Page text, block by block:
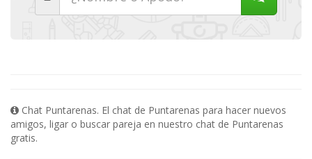
Chat Puntarenas. El chat de Puntarenas para hacer nuevos
amigos, ligar o buscar pareja en nuestro chat de Puntarenas
gratis.